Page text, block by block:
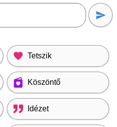
Tetszik
Köszöntő
Idézet